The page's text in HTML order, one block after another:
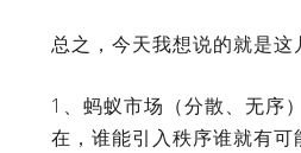
总之，今天我想说的就是这
1、蚂蚁市场（分散、无序
在，谁能引入秩序谁就有可